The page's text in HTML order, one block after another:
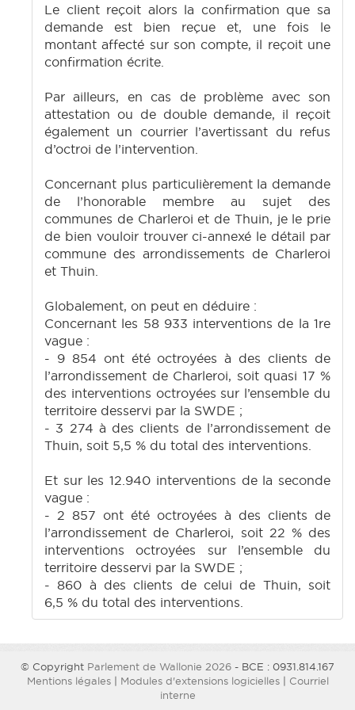
Le client reçoit alors la confirmation que sa
demande est bien reçue et, une fois le
montant affecté sur son compte, il reçoit une
confirmation écrite.
Par ailleurs, en cas de problème avec son
attestation ou de double demande, il reçoit
également un courrier l’avertissant du refus
d’octroi de l’intervention.
Concernant plus particulièrement la demande
de l’honorable membre au sujet des
communes de Charleroi et de Thuin, je le prie
de bien vouloir trouver ci-annexé le détail par
commune des arrondissements de Charleroi
et Thuin.
Globalement, on peut en déduire :
Concernant les 58 933 interventions de la 1re
vague :
- 9 854 ont été octroyées à des clients de
l’arrondissement de Charleroi, soit quasi 17 %
des interventions octroyées sur l’ensemble du
territoire desservi par la SWDE ;
- 3 274 à des clients de l’arrondissement de
Thuin, soit 5,5 % du total des interventions.
Et sur les 12.940 interventions de la seconde
vague :
- 2 857 ont été octroyées à des clients de
l’arrondissement de Charleroi, soit 22 % des
interventions octroyées sur l’ensemble du
territoire desservi par la SWDE ;
- 860 à des clients de celui de Thuin, soit
6,5 % du total des interventions.
© Copyright Parlement de Wallonie 2026 - BCE : 0931.814.167
Mentions légales| Modules d'extensions logicielles| Courriel
interne